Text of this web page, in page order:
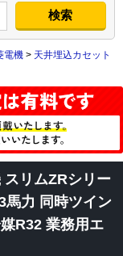
電機 > 天井埋込カセット
リムZRシリー
馬力 同時ツイン
R32 業務用エ